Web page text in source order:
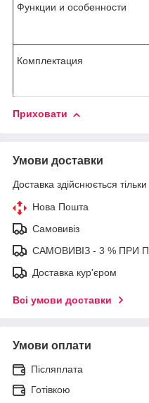
Функции и особенности
Комплектация
Приховати
Умови доставки
Доставка здійснюється
Нова Пошта
Самовивіз
САМОВИВІЗ - 3 % ПРИ
Доставка кур'єром
Всі умови доставки
Умови оплати
Післяплата
Готівкою